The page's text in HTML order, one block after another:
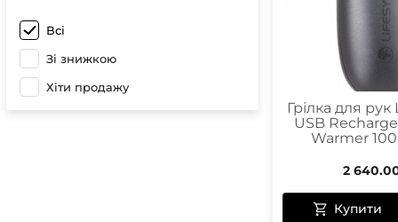
Оптика
Всі
Зі знижкою
Хіти продажу
Грілка для
USB
Warmer
2
Купити